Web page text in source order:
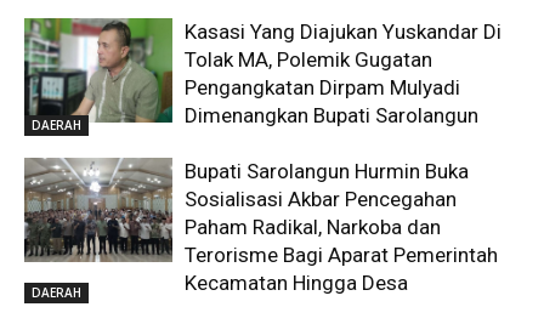
DAERAH
Kasasi Yang Diajukan Yuskandar Di
Tolak MA, Polemik Gugatan
Pengangkatan Dirpam Mulyadi
Dimenangkan Bupati Sarolangun
DAERAH
Bupati Sarolangun Hurmin Buka
Sosialisasi Akbar Pencegahan
Paham Radikal, Narkoba dan
Terorisme Bagi Aparat Pemerintah
Kecamatan Hingga Desa